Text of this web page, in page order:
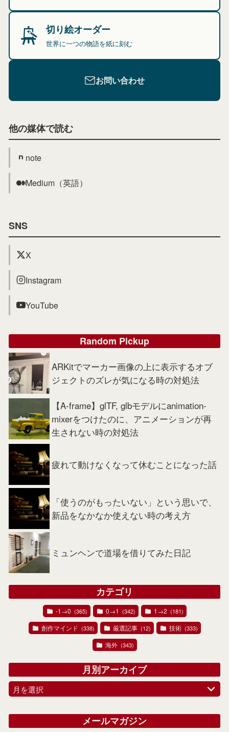
切り絵オーダー
世界に一つの物語を紙に刻む
お問い合わせ
他の媒体で読む
note
Medium（英語）
SNS
X
Instagram
YouTube
Random Pickup
ARKitでマーカー画像の上に表示するオブ
ジェクトのズレが気になる時の対処法
【A-frame】glTF, glbモデルにanimation-
mixerをつけたのに、アニメーションが再
生されない時の対処法
疲れて動けなくなって休むことになった話
「使うのがもったいない」という思いで、
新品をなかなか使えない時の考え方
ミュンヘンで道場を借りてみた日記
カテゴリ
-1→0 (365) 0→1 (342) 1→2 (181)
創作マインド (338) 厳選記事 (12) 技術 (333)
海外 (343)
月別アーカイブ
月を選択
メールマガジン